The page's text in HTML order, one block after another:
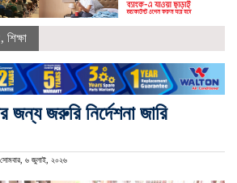
, শিক্ষা
জন্য জরুরি নির্দেশনা জারি
৬ জুলাই, ২০২৬